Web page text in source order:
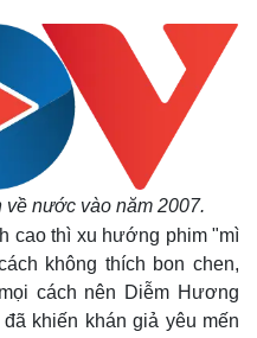
nước vào năm 2007.
cao thì xu hướng phim "mì
không thích bon chen,
cách nên Diễm Hương
khiến khán giả yêu mến